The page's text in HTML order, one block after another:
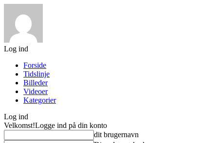
Log ind
Forside
Tidslinje
Billeder
Videoer
Kategorier
Log ind
Velkomst!Logge ind på din konto
dit brugernavn